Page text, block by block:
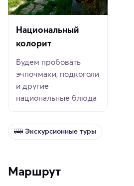
Национальный
колорит
Будем пробовать
эчпочмаки, подкоголи
и другие
национальные блюда
Экскурсионные туры
Маршрут